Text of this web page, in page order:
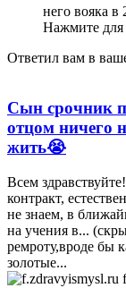
него вояка в
Нажмите для
Ответил вам в
Сын срочник
отцом ничего
жить😭
Всем
контракт,
не знаем, в
на учения в...
ремроту,вроде бы
золотые...